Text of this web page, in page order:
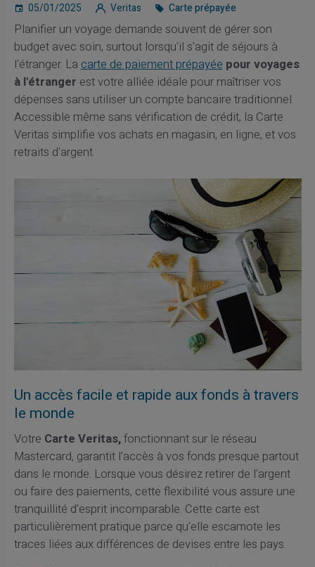
05/01/2025 Veritas Carte prépayée
Planifier un voyage demande souvent de gérer son
budget avec soin, surtout lorsqu'il s'agit de séjours à
l'étranger. Lacarte de paiement prépayée pour voyages
à l'étranger est votre alliée idéale pour maîtriser vos
dépenses sans utiliser un compte bancaire traditionnel.
Accessible même sans vérification de crédit, la Carte
Veritas simplifie vos achats en magasin, en ligne, et vos
retraits d'argent.
Un accès facile et rapide aux fonds à travers
le monde
Votre Carte Veritas,fonctionnant sur le réseau
Mastercard, garantit l’accès à vos fonds presque partout
dans le monde. Lorsque vous désirez retirer de l'argent
ou faire des paiements, cette flexibilité vous assure une
tranquillité d'esprit incomparable. Cette carte est
particulièrement pratique parce qu'elle escamote les
traces liées aux différences de devises entre les pays.